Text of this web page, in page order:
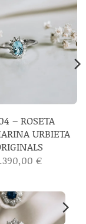
– ROSETA
URBIETA
€